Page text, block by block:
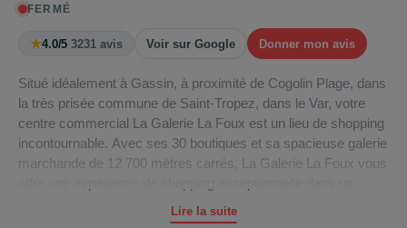
FERMÉ
★4.0/5·3231 avis Voir sur Google Donner mon avis
Situé idéalement à Gassin, à proximité de Cogolin Plage, dans
la très prisée commune de Saint-Tropez, dans le Var, votre
centre commercial La Galerie La Foux est un lieu de shopping
incontournable. Avec ses 30 boutiques et sa spacieuse galerie
marchande de 12 700 mètres carrés, La Galerie La Foux vous
Lire la suite